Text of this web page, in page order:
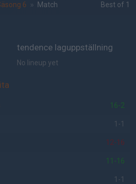
6 » Match Best of 1
tendence laguppställning
No lineup yet
16-2
1-1
12-16
11-16
1-1